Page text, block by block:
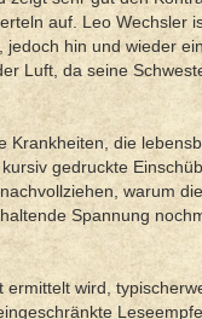
auf. Leo Wechsler
hin und wieder
Luft, da seine
die
gedruckte
warum
Spannung
ermittelt wird,